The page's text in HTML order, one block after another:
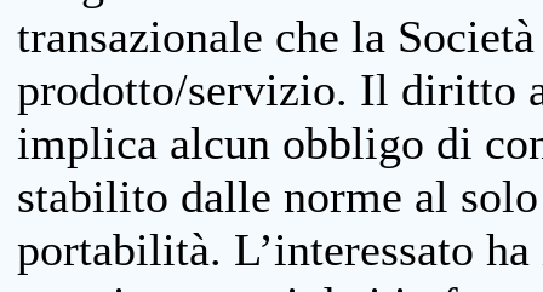
transazionale che la
prodotto/servizio. Il diritto
implica alcun obbligo di
stabilito dalle norme al
portabilità. L’interessato